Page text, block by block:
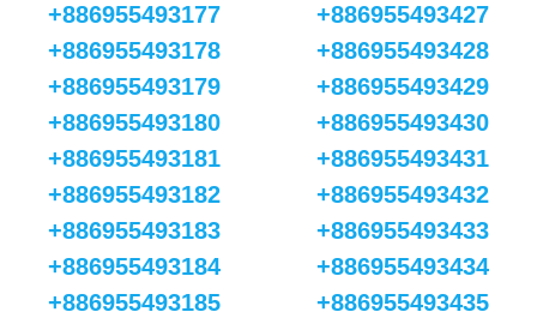
+886955493177
+886955493178
+886955493179
+886955493180
+886955493181
+886955493182
+886955493183
+886955493184
+886955493185
+886955493427
+886955493428
+886955493429
+886955493430
+886955493431
+886955493432
+886955493433
+886955493434
+886955493435